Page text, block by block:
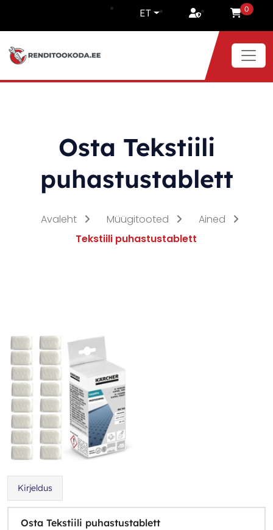
ET 0
Osta Tekstiili
puhastustablett
Avaleht Müügitooted
Ained
Tekstiili puhastustablett
Kirjeldus
Osta Tekstiili puhastustablett